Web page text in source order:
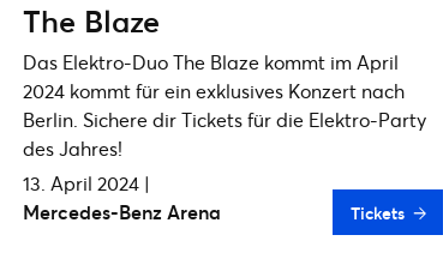
The Blaze
Das Elektro-Duo The Blaze kommt im April
2024 kommt für ein exklusives Konzert nach
Berlin. Sichere dir Tickets für die Elektro-Party
des Jahres!
13. April 2024 |
Mercedes-Benz Arena
Tickets